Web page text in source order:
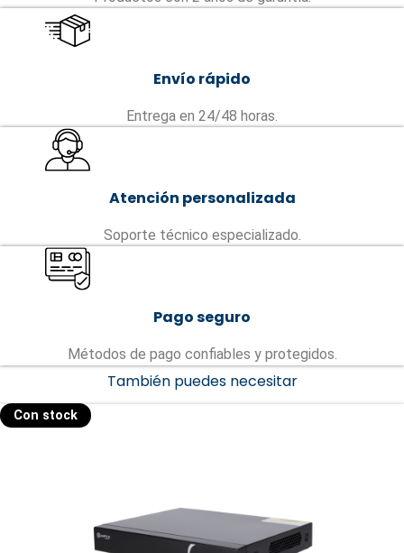
Envío rápido
Entrega en 24/48 horas.
Atención personalizada
Soporte técnico especializado.
Pago seguro
Métodos de pago confiables y protegidos.
También puedes necesitar
Con stock